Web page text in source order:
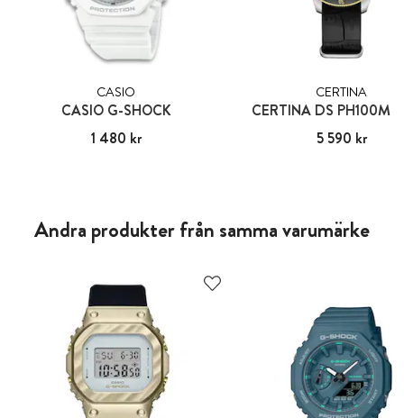
CASIO
CASIO G-SHOCK
Pris :1 480 kr
1 480 kr
CERTINA
CERTINA DS PH100M
Pris :5 590 kr
5 590 kr
Andra produkter från samma varumärke